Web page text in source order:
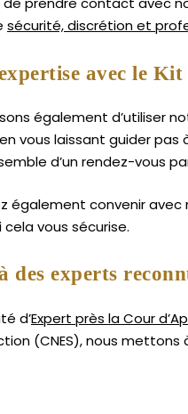
sécurité, discrétion et
avec le Kit
également d’utiliser
vous laissant guider pas
d’un rendez-vous
également convenir avec
vous sécurise.
des experts
d’Expert près la Cour
(CNES),nous mettons